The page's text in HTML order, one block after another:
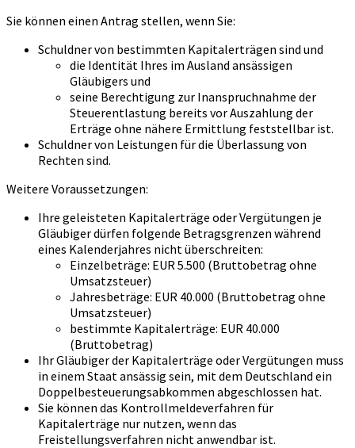
Sie können einen Antrag stellen, wenn Sie:
Schuldner von bestimmten Kapitalerträgen sind und
die Identität Ihres im Ausland ansässigen
Gläubigers und
seine Berechtigung zur Inanspruchnahme der
Steuerentlastung bereits vor Auszahlung der
Erträge ohne nähere Ermittlung feststellbar ist.
Schuldner von Leistungen für die Überlassung von
Rechten sind.
Weitere Voraussetzungen:
Ihre geleisteten Kapitalerträge oder Vergütungen je
Gläubiger dürfen folgende Betragsgrenzen während
eines Kalenderjahres nicht überschreiten:
Einzelbeträge: EUR 5.500 (Bruttobetrag ohne
Umsatzsteuer)
Jahresbeträge: EUR 40.000 (Bruttobetrag ohne
Umsatzsteuer)
bestimmte Kapitalerträge: EUR 40.000
(Bruttobetrag)
Ihr Gläubiger der Kapitalerträge oder Vergütungen muss
in einem Staat ansässig sein, mit dem Deutschland ein
Doppelbesteuerungsabkommen abgeschlossen hat.
Sie können das Kontrollmeldeverfahren für
Kapitalerträge nur nutzen, wenn das
Freistellungsverfahren nicht anwendbar ist.